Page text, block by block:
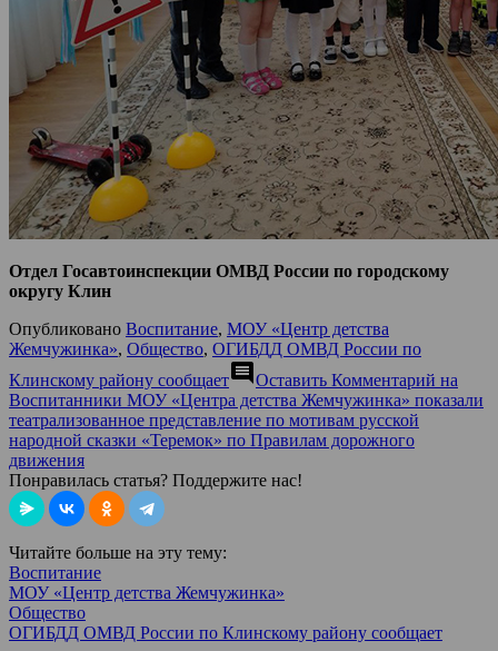
Отдел Госавтоинспекции ОМВД России по городскому
округу Клин
Опубликовано Воспитание, МОУ «Центр детства
Жемчужинка», Общество, ОГИБДД ОМВД России по
Клинскому району сообщаетcomment Оставить Комментарий на
Воспитанники МОУ «Центра детства Жемчужинка» показали
театрализованное представление по мотивам русской
народной сказки «Теремок» по Правилам дорожного
движения
Понравилась статья? Поддержите нас!
Читайте больше на эту тему:
Воспитание
МОУ «Центр детства Жемчужинка»
Общество
ОГИБДД ОМВД России по Клинскому району сообщает